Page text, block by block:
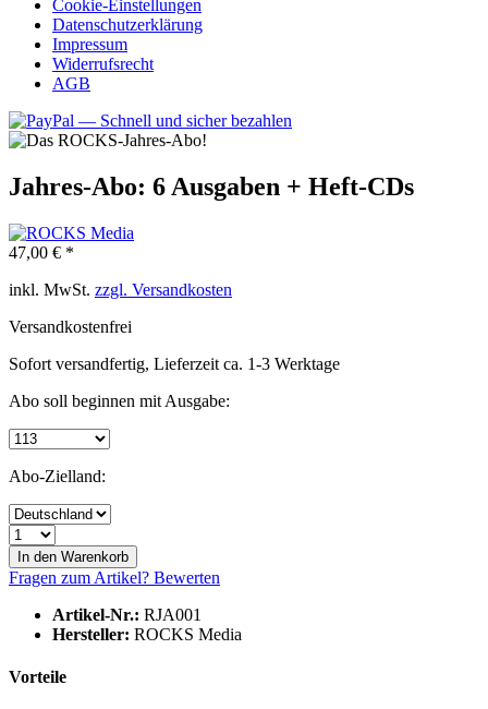
Cookie-Einstellungen
Datenschutzerklärung
Impressum
Widerrufsrecht
AGB
Jahres-Abo: 6 Ausgaben + Heft-CDs
47,00 € *
inkl. MwSt. zzgl. Versandkosten
Versandkostenfrei
Sofort versandfertig, Lieferzeit ca. 1-3 Werktage
Abo soll beginnen mit Ausgabe:
Abo-Zielland:
In den Warenkorb
Fragen zum Artikel? Bewerten
Artikel-Nr.: RJA001
Hersteller: ROCKS Media
Vorteile